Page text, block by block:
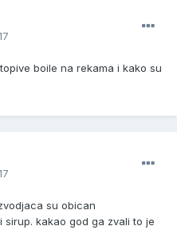
boile na rekama i kako su
su obican
kakao god ga zvali to je